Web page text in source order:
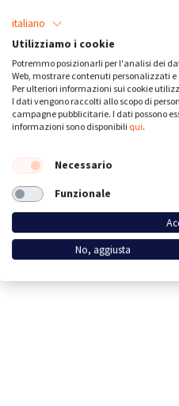
italiano
Utilizziamo i cookie
Potremmo posizionarli per l'analisi dei
Web, mostrare contenuti personalizzati
Per ulteriori informazioni sui cookie
I dati vengono raccolti allo scopo di
campagne pubblicitarie. I dati possono
informazioni sono disponibili qui.
Necessario
Funzionale
No, aggiusta